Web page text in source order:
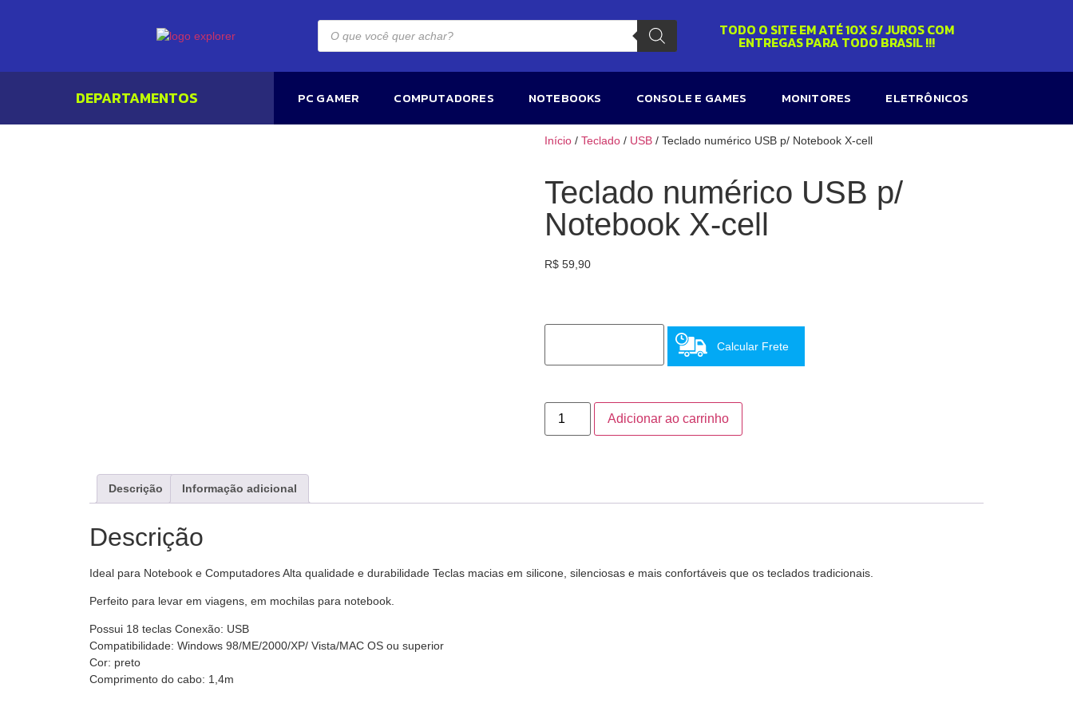
TODO O SITE EM ATÉ 10X S/ JUROS COM
ENTREGAS PARA TODO BRASIL !!!
DEPARTAMENTOS PC GAMER COMPUTADORES NOTEBOOKS CONSOLE E GAMES MONITORES ELETRÔNICOS
Início / Teclado / USB / Teclado numérico USB p/ Notebook X-cell
Teclado numérico USB p/
Notebook X-cell
R$ 59,90
Calcular Frete
Adicionar ao carrinho
Descrição Informação adicional
Descrição
Ideal para Notebook e Computadores Alta qualidade e durabilidade Teclas macias em silicone, silenciosas e mais confortáveis que os teclados tradicionais.
Perfeito para levar em viagens, em mochilas para notebook.
Possui 18 teclas Conexão: USB
Compatibilidade: Windows 98/ME/2000/XP/ Vista/MAC OS ou superior
Cor: preto
Comprimento do cabo: 1,4m